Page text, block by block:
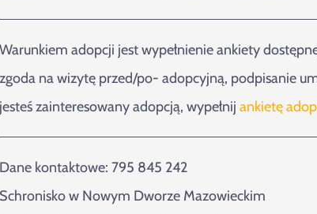
Warunkiem adopcji jest wypełnienie ankiety
zgoda na wizytę przed/po- adopcyjną, podpisanie
jesteś zainteresowany adopcją, wypełnij ankietę
Dane kontaktowe: 795 845 242
Schronisko w Nowym Dworze Mazowieckim